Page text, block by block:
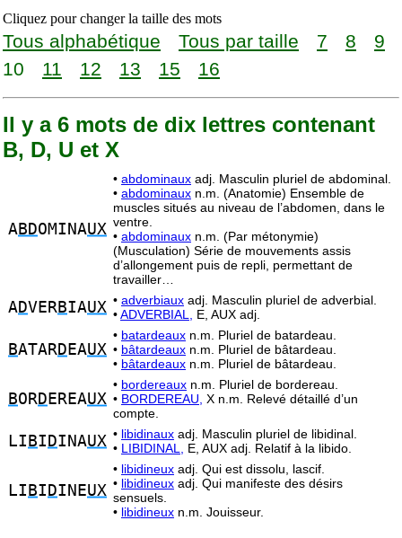
Cliquez pour changer la taille des mots
Tous alphabétique Tous par taille 7 8
9
10
11 12 13 15 16
Il y a 6 mots de dix lettres contenant
B, D, U et X
ABDOMINAUX
• abdominaux adj. Masculin pluriel de abdominal.
• abdominaux n.m. (Anatomie) Ensemble de
muscles situés au niveau de l’abdomen, dans le
ventre.
• abdominaux n.m. (Par métonymie)
(Musculation) Série de mouvements assis
d’allongement puis de repli, permettant de
travailler…
ADVERBIAUX • adverbiaux adj. Masculin pluriel de adverbial.
•ADVERBIAL, E, AUX adj.
BATARD EAUX
• batardeaux n.m. Pluriel de batardeau.
• bâtardeaux n.m. Pluriel de bâtardeau.
• bâtardeaux n.m. Pluriel de bâtardeau.
BORD EREAUX
• bordereaux n.m. Pluriel de bordereau.
• BORDEREAU, X n.m. Relevé détaillé d’un
compte.
LI BI DINAUX • libidinaux adj. Masculin pluriel de libidinal.
• LIBIDINAL, E, AUX adj. Relatif à la libido.
LI BI DINEUX
• libidineux adj. Qui est dissolu, lascif.
• libidineux adj. Qui manifeste des désirs
sensuels.
• libidineux n.m. Jouisseur.